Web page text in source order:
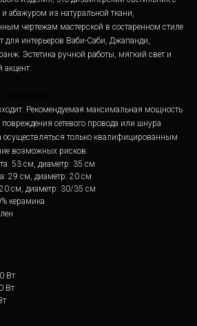
абажуром из натуральной ткани,
чертежам мастерской в состаренном стиле
для интерьеров Ваби-Саби, Джапанди,
Эстетика ручной работы, мягкий свет и
акцент.
Рекомендуемая максимальная мощность
сетевого провода или шнура
только квалифицированным
возможных рисков.
53 см, диаметр: 35 см
29 см, диаметр: 20 см
см, диаметр: 30/35 см
керамика
Вт
Вт